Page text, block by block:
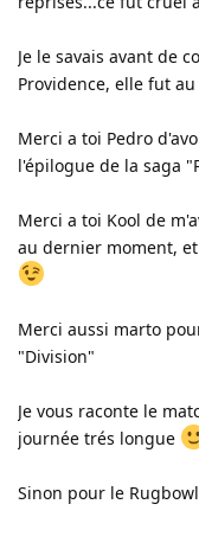
Je le savais avant de
Providence, elle fut
Merci a toi Pedro
l'épilogue de la saga
Merci a toi Kool de
au dernier moment,
Merci aussi marto
"Division"
Je vous raconte le
journée trés longue
Sinon pour le